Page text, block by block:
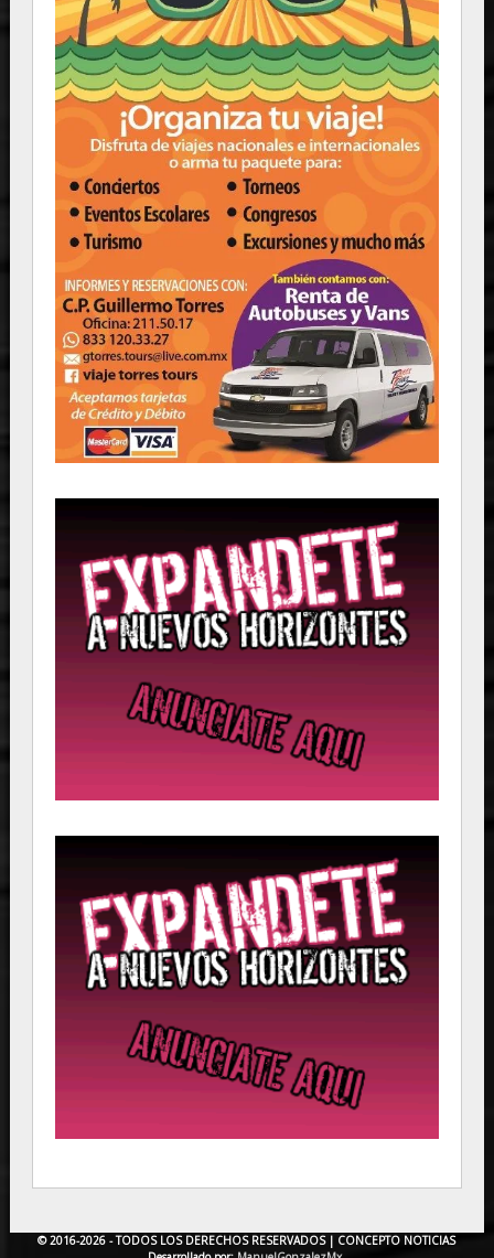
© 2016-2026 - TODOS LOS DERECHOS RESERVADOS | CONCEPTO NOTICIAS